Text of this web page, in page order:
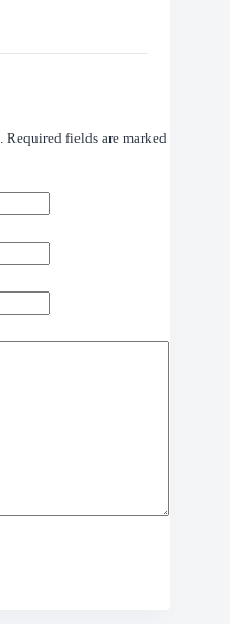
Required fields are marked